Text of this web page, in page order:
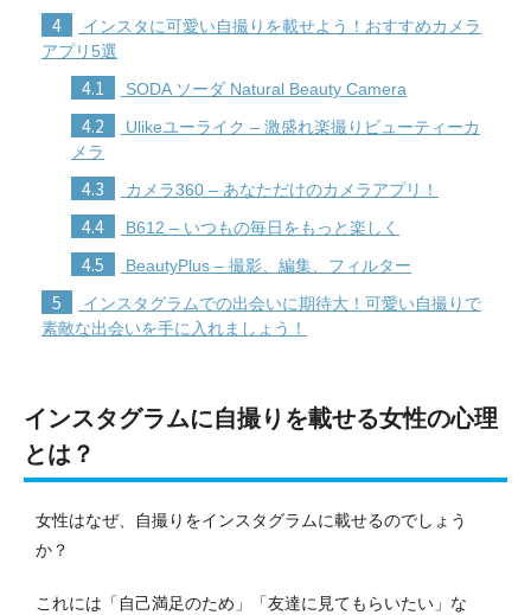
4
インスタに可愛い自撮りを載せよう！おすすめカメラ
アプリ5選
4.1 SODA ソーダ Natural Beauty Camera
4.2
Ulikeユーライク – 激盛れ楽撮りビューティーカ
メラ
4.3 カメラ360 – あなただけのカメラアプリ！
4.4 B612 – いつもの毎日をもっと楽しく
4.5 BeautyPlus – 撮影、編集、フィルター
5
インスタグラムでの出会いに期待大！可愛い自撮りで
素敵な出会いを手に入れましょう！
インスタグラムに自撮りを載せる女性の心理
とは？
女性はなぜ、自撮りをインスタグラムに載せるのでしょう
か？
これには「自己満足のため」「友達に見てもらいたい」な